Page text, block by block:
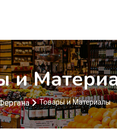
и
Товары и Материалы